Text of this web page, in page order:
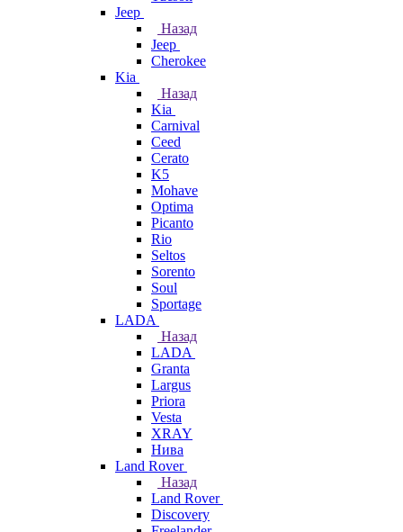
Jeep
Назад
Jeep
Cherokee
Kia
Назад
Kia
Carnival
Ceed
Cerato
K5
Mohave
Optima
Picanto
Rio
Seltos
Sorento
Soul
Sportage
LADA
Назад
LADA
Granta
Largus
Priora
Vesta
XRAY
Нива
Land Rover
Назад
Land Rover
Discovery